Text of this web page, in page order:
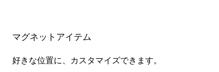
マグネットアイテム
好きな位置に、カスタマイズできます。